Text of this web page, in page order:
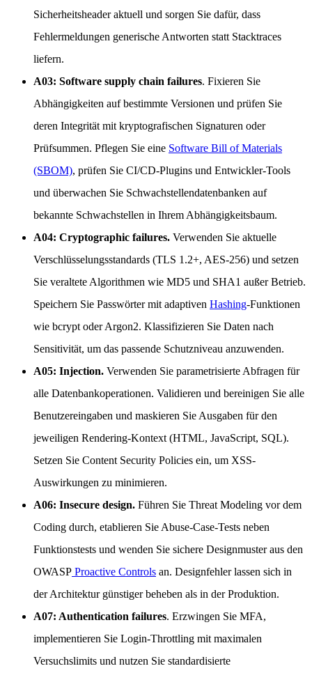
Sicherheitsheader aktuell und sorgen Sie dafür, dass
Fehlermeldungen generische Antworten statt Stacktraces
liefern.
A03: Software supply chain failures. Fixieren Sie
Abhängigkeiten auf bestimmte Versionen und prüfen Sie
deren Integrität mit kryptografischen Signaturen oder
Prüfsummen. Pflegen Sie eine Software Bill of Materials
(SBOM), prüfen Sie CI/CD-Plugins und Entwickler-Tools
und überwachen Sie Schwachstellendatenbanken auf
bekannte Schwachstellen in Ihrem Abhängigkeitsbaum.
A04: Cryptographic failures. Verwenden Sie aktuelle
Verschlüsselungsstandards (TLS 1.2+, AES-256) und setzen
Sie veraltete Algorithmen wie MD5 und SHA1 außer Betrieb.
Speichern Sie Passwörter mit adaptiven Hashing-Funktionen
wie bcrypt oder Argon2. Klassifizieren Sie Daten nach
Sensitivität, um das passende Schutzniveau anzuwenden.
A05: Injection. Verwenden Sie parametrisierte Abfragen für
alle Datenbankoperationen. Validieren und bereinigen Sie alle
Benutzereingaben und maskieren Sie Ausgaben für den
jeweiligen Rendering-Kontext (HTML, JavaScript, SQL).
Setzen Sie Content Security Policies ein, um XSS-
Auswirkungen zu minimieren.
A06: Insecure design. Führen Sie Threat Modeling vor dem
Coding durch, etablieren Sie Abuse-Case-Tests neben
Funktionstests und wenden Sie sichere Designmuster aus den
OWASP Proactive Controls an. Designfehler lassen sich in
der Architektur günstiger beheben als in der Produktion.
A07: Authentication failures. Erzwingen Sie MFA,
implementieren Sie Login-Throttling mit maximalen
Versuchslimits und nutzen Sie standardisierte